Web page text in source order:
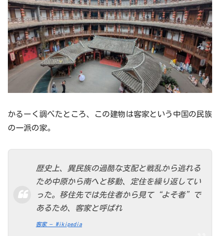
かるーく調べたところ、この建物は客家という中国の民族
の一派の家。
歴史上、異民族の過酷な支配と戦乱から逃れる
ため中原から南へと移動、定住を繰り返してい
った。移住先では先住者から見て“よそ者”で
あるため、客家と呼ばれ
客家 – Wikipedia